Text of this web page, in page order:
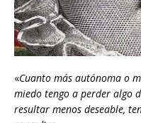
«Cuanto más autónoma o
miedo tengo a perder algo
resultar menos deseable,